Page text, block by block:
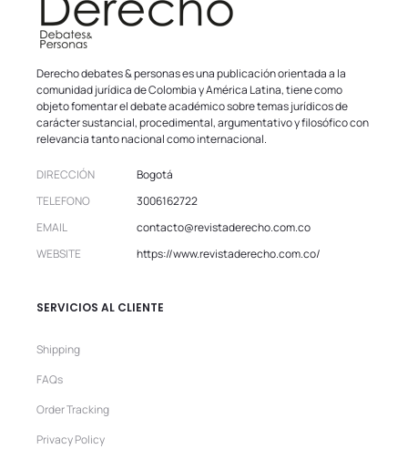
Derecho debates & personas es una publicación orientada a la
comunidad jurídica de Colombia y América Latina, tiene como
objeto fomentar el debate académico sobre temas jurídicos de
carácter sustancial, procedimental, argumentativo y filosófico con
relevancia tanto nacional como internacional.
DIRECCIÓN
Bogotá
TELEFONO
3006162722
EMAIL
contacto@revistaderecho.com.co
WEBSITE
https://www.revistaderecho.com.co/
SERVICIOS AL CLIENTE
Shipping
FAQs
Order Tracking
Privacy Policy